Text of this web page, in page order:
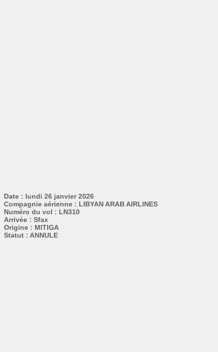
Date : lundi 26 janvier 2026
Compagnie aérienne : LIBYAN ARAB AIRLINES
Numéro du vol : LN310
Arrivée : Sfax
Origine : MITIGA
Statut : ANNULE